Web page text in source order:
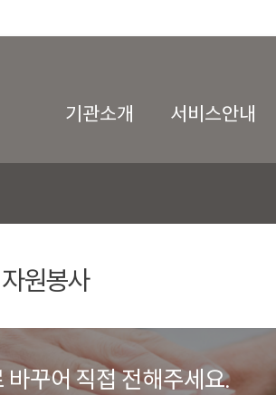
기관소개 서비스안내
자원봉사
꾸어 직접 전해주세요.